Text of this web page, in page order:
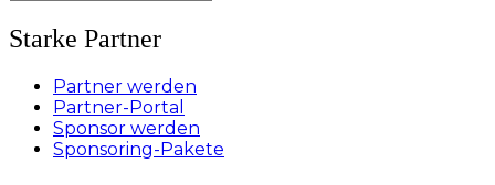
Starke Partner
Partner werden
Partner-Portal
Sponsor werden
Sponsoring-Pakete